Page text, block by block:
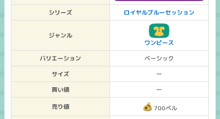
シリーズ ロイヤルブルーセッション
ジャンル
ワンピース
バリエーション
ベーシック
サイズ
ー
買い値
ー
売り値
700ベル